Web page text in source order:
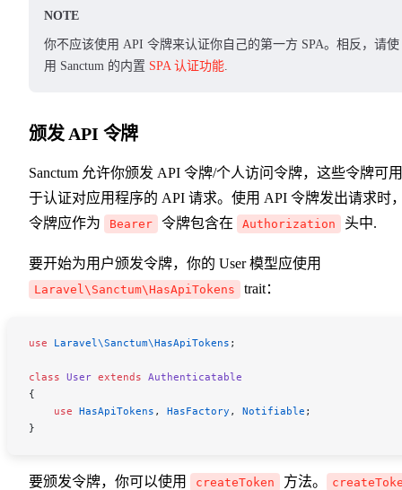
NOTE
你不应该使用 API 令牌来认证你自己的第一方 SPA。相反，请使
用 Sanctum 的内置 SPA 认证功能
颁发 API 令牌
Sanctum 允许你颁发 API 令牌/个人访问令牌，这些令牌可用
于认证对应用程序的 API 请求。使用 API 令牌发出请求时
令牌应作为
Bearer 令牌包含在 Authorization 头中.
要开始为用户颁发令牌，你的 User 模型应使用
Laravel\Sanctum\HasApiTokens trait：
use Laravel\Sanctum\HasApiTokens ;
class User extends Authenticatable
{
    use
HasApiTokens , HasFactory , Notifiable ;
}
要颁发令牌，你可以使用 createToken 方法。